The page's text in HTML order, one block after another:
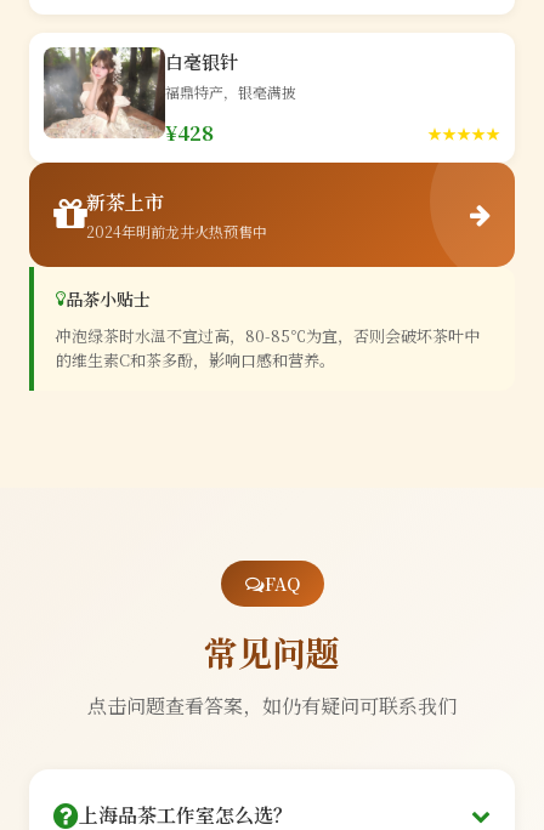
白毫银针
福鼎特产，银毫满披
¥428 ★★★★★
新茶上市
2024年明前龙井火热预售中
品茶小贴士
冲泡绿茶时水温不宜过高，80-85℃为宜，否则会破坏茶叶中
的维生素C和茶多酚，影响口感和营养。
FAQ
常见问题
点击问题查看答案，如仍有疑问可联系我们
上海品茶工作室怎么选？